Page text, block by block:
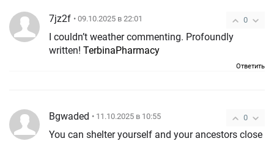
0
7jz2f • 09.10.2025 в 22:01
I couldn’t weather commenting. Profoundly
written! TerbinaPharmacy
Ответить
0
Bgwaded • 11.10.2025 в 10:55
You can shelter yourself and your ancestors close